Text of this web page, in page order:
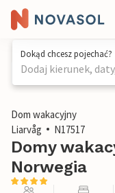
Dokąd chcesz pojechać?
Dodaj kierunek,
1 / 35
Dom wakacyjny
Liarvåg
N17517
Domy
Norwegia